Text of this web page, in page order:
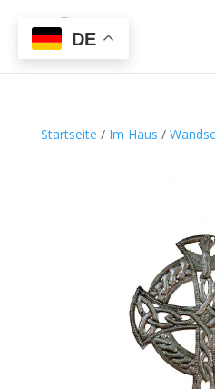
Startseite / Im Haus /
DE